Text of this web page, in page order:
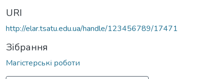
URI
http://elar.tsatu.edu.ua/handle/123456789/17471
Зібрання
Магістерські роботи